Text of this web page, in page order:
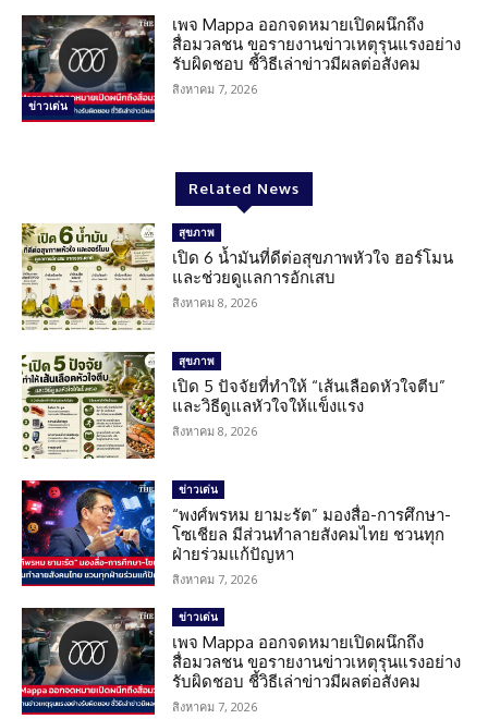
ข่าวเด่น
เพจ Mappa ออกจดหมายเปิดผนึกถึง
สื่อมวลชน ขอรายงานข่าวเหตุรุนแรงอย่าง
รับผิดชอบ ชี้วิธีเล่าข่าวมีผลต่อสังคม
สิงหาคม 7, 2026
Related News
สุขภาพ
เปิด 6 น้ำมันที่ดีต่อสุขภาพหัวใจ ฮอร์โมน
และช่วยดูแลการอักเสบ
สิงหาคม 8, 2026
สุขภาพ
เปิด 5 ปัจจัยที่ทำให้ “เส้นเลือดหัวใจตีบ”
และวิธีดูแลหัวใจให้แข็งแรง
สิงหาคม 8, 2026
ข่าวเด่น
“พงศ์พรหม ยามะรัต” มองสื่อ-การศึกษา-
โซเชียล มีส่วนทำลายสังคมไทย ชวนทุก
ฝ่ายร่วมแก้ปัญหา
สิงหาคม 7, 2026
ข่าวเด่น
เพจ Mappa ออกจดหมายเปิดผนึกถึง
สื่อมวลชน ขอรายงานข่าวเหตุรุนแรงอย่าง
รับผิดชอบ ชี้วิธีเล่าข่าวมีผลต่อสังคม
สิงหาคม 7, 2026